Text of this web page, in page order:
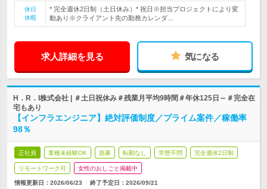
休日
休暇
* 完全週休2日制（土日休み）* 祝日※担当プロジェクトにより変
動あり※クライアント先の勤務カレンダ…
求人詳細を見る 気になる
H．R．I株式会社 | ＃土日祝休み＃残業月平均9時間＃年休125日～＃完全在
宅もあり
【インフラエンジニア】絶対評価制度／プライム案件／稼働率
98％
正社員 業種未経験OK 急募 転勤なし 学歴不問 完全週休2日制
リモートワーク可 女性のおしごと掲載中
情報更新日：2026/06/23 終了予定日： 2026/09/21